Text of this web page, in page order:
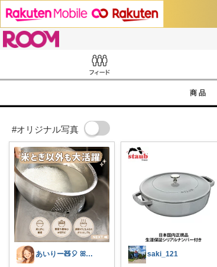
商品
#オリジナル写真
あいりー🧸🎈 ꕤ毎日を快適にꕤ saki_121